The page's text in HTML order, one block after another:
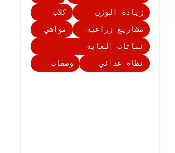
زيادة الوزن
كلاب
مشاريع زراعية
مواشي
نباتات الغابة
نظام غذائي
وصفات